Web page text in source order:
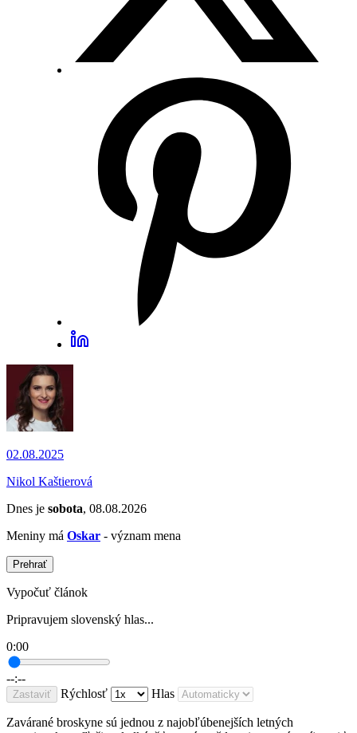
02.08.2025
Nikol Kaštierová
Dnes je sobota, 08.08.2026
Meniny má Oskar - význam mena
Prehrať
Vypočuť článok
Pripravujem slovenský hlas...
0:00
--:--
Zastaviť Rýchlosť Hlas
Zavárané broskyne sú jednou z najobľúbenejších letných